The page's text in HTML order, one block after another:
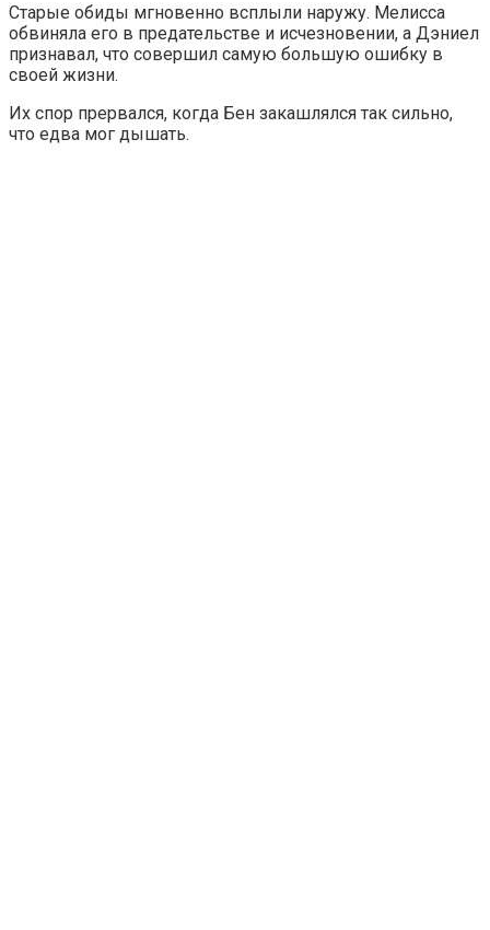
Старые обиды мгновенно всплыли наружу. Мелисса
обвиняла его в предательстве и исчезновении, а Дэниел
признавал, что совершил самую большую ошибку в
своей жизни.
Их спор прервался, когда Бен закашлялся так сильно,
что едва мог дышать.